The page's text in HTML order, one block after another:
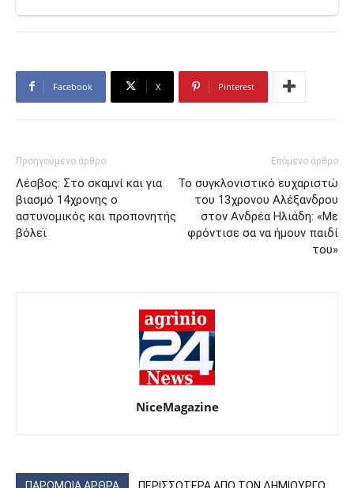
Facebook X Pinterest
Προηγούμενο άρθρο
Λέσβος: Στο σκαμνί και για
βιασμό 14χρονης ο
αστυνομικός και προπονητής
βόλεϊ
Επόμενο άρθρο
Το συγκλονιστικό ευχαριστώ
του 13χρονου Αλέξανδρου
στον Ανδρέα Ηλιάδη: «Με
φρόντισε σα να ήμουν παιδί
του»
NiceMagazine
ΠΑΡΟΜΟΙΑ ΑΡΘΡΑ ΠΕΡΙΣΣΟΤΕΡΑ ΑΠΟ ΤΟΝ ΔΗΜΙΟΥΡΓΟ